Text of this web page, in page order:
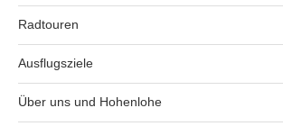
Radtouren
Ausflugsziele
Über uns und Hohenlohe